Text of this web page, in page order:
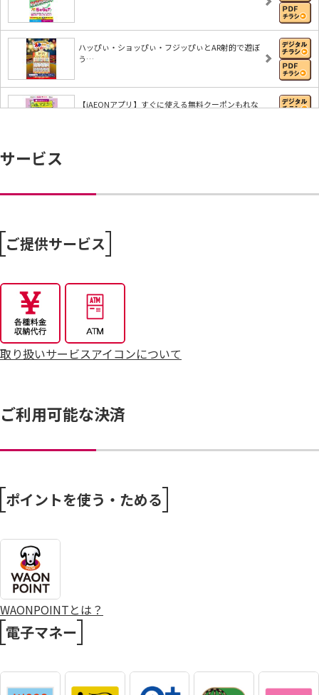
ハッぴぃ・ショッぴぃ・フジッぴぃとAR射的で遊ぼ
う…
【iAEONアプリ】すぐに使える無料クーポンもれな
サービス
ご提供サービス
取り扱いサービスアイコンについて
ご利用可能な決済
ポイントを使う・ためる
WAONPOINTとは？
電子マネー